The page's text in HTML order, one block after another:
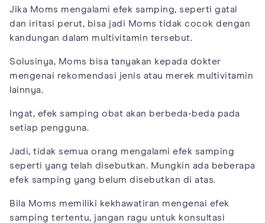
Jika Moms mengalami efek samping, seperti gatal
dan iritasi perut, bisa jadi Moms tidak cocok dengan
kandungan dalam multivitamin tersebut.
Solusinya, Moms bisa tanyakan kepada dokter
mengenai rekomendasi jenis atau merek multivitamin
lainnya.
Ingat, efek samping obat akan berbeda-beda pada
setiap pengguna.
Jadi, tidak semua orang mengalami efek samping
seperti yang telah disebutkan. Mungkin ada beberapa
efek samping yang belum disebutkan di atas.
Bila Moms memiliki kekhawatiran mengenai efek
samping tertentu, jangan ragu untuk konsultasi